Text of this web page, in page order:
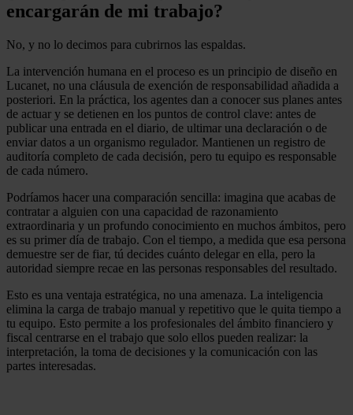
encargarán de mi trabajo?
No, y no lo decimos para cubrirnos las espaldas.
La intervención humana en el proceso es un principio de diseño en
Lucanet, no una cláusula de exención de responsabilidad añadida a
posteriori. En la práctica, los agentes dan a conocer sus planes antes
de actuar y se detienen en los puntos de control clave: antes de
publicar una entrada en el diario, de ultimar una declaración o de
enviar datos a un organismo regulador. Mantienen un registro de
auditoría completo de cada decisión, pero tu equipo es responsable
de cada número.
Podríamos hacer una comparación sencilla: imagina que acabas de
contratar a alguien con una capacidad de razonamiento
extraordinaria y un profundo conocimiento en muchos ámbitos, pero
es su primer día de trabajo. Con el tiempo, a medida que esa persona
demuestre ser de fiar, tú decides cuánto delegar en ella, pero la
autoridad siempre recae en las personas responsables del resultado.
Esto es una ventaja estratégica, no una amenaza. La inteligencia
elimina la carga de trabajo manual y repetitivo que le quita tiempo a
tu equipo. Esto permite a los profesionales del ámbito financiero y
fiscal centrarse en el trabajo que solo ellos pueden realizar: la
interpretación, la toma de decisiones y la comunicación con las
partes interesadas.